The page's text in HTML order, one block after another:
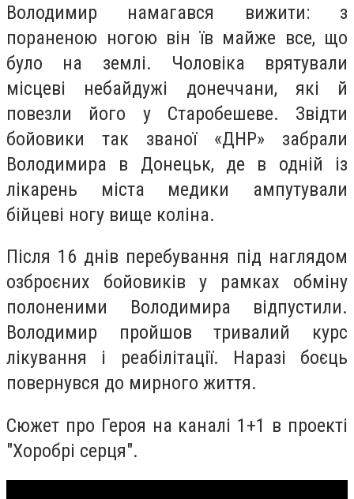
Володимир намагався вижити: з
пораненою ногою він їв майже все, що
було на землі. Чоловіка врятували
місцеві небайдужі донеччани, які й
повезли його у Старобешеве. Звідти
бойовики так званої «ДНР» забрали
Володимира в Донецьк, де в одній із
лікарень міста медики ампутували
бійцеві ногу вище коліна.
Після 16 днів перебування під наглядом
озброєних бойовиків у рамках обміну
полоненими Володимира відпустили.
Володимир пройшов тривалий курс
лікування і реабілітації. Наразі боєць
повернувся до мирного життя.
Сюжет про Героя на каналі 1+1 в проекті
"Хоробрі серця".